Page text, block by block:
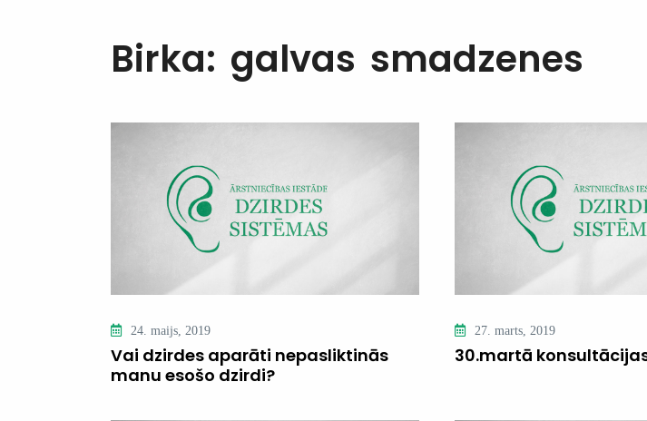
Birka: galvas smadzenes
24. maijs, 2019
Vai dzirdes aparāti nepasliktinās
manu esošo dzirdi?
27. marts, 2019
30.martā